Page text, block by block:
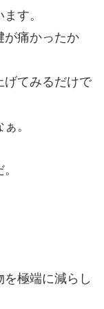
す。
が痛かったか
げてみるだけで
。
極端に減らし